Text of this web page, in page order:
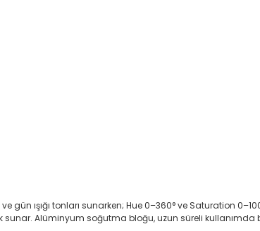
gün ışığı tonları sunarken; Hue 0–360° ve Saturation
Alüminyum soğutma bloğu, uzun süreli kullanımda